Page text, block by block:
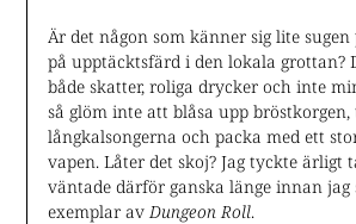
Är det någon som känner sig lite sugen
på upptäcktsfärd i den lokala grottan?
både skatter, roliga drycker och inte
så glöm inte att blåsa upp bröstkorgen,
långkalsongerna och packa med ett
vapen. Låter det skoj? Jag tyckte ärligt
väntade därför ganska länge innan jag
exemplar av Dungeon Roll.